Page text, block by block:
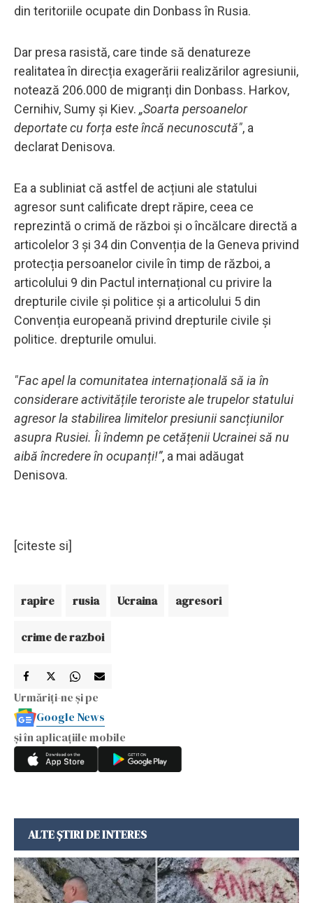
din teritoriile ocupate din Donbass în Rusia.
Dar presa rasistă, care tinde să denatureze
realitatea în direcția exagerării realizărilor agresiunii,
notează 206.000 de migranți din Donbass. Harkov,
Cernihiv, Sumy și Kiev. „Soarta persoanelor
deportate cu forța este încă necunoscută", a
declarat Denisova.
Ea a subliniat că astfel de acțiuni ale statului
agresor sunt calificate drept răpire, ceea ce
reprezintă o crimă de război și o încălcare directă a
articolelor 3 și 34 din Convenția de la Geneva privind
protecția persoanelor civile în timp de război, a
articolului 9 din Pactul internațional cu privire la
drepturile civile și politice și a articolului 5 din
Convenția europeană privind drepturile civile și
politice. drepturile omului.
"Fac apel la comunitatea internațională să ia în
considerare activitățile teroriste ale trupelor statului
agresor la stabilirea limitelor presiunii sancțiunilor
asupra Rusiei. Îi îndemn pe cetățenii Ucrainei să nu
aibă încredere în ocupanți!”, a mai adăugat
Denisova.
[citeste si]
rapire rusia Ucraina agresori
crime de razboi
Urmăriți-ne și pe
Google News
și în aplicațiile mobile
ALTE ȘTIRI DE INTERES